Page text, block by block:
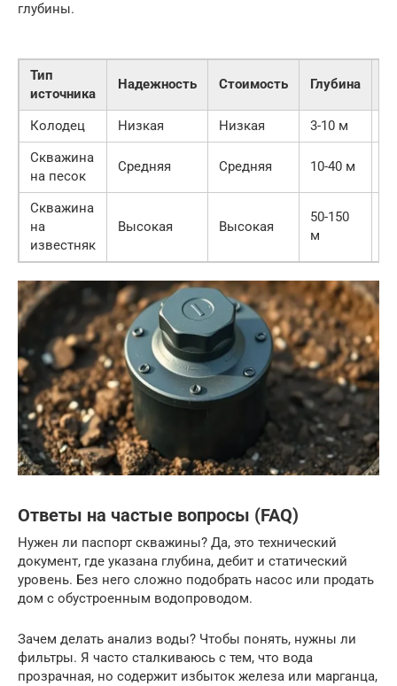
глубины.
Тип
источника
Надежность Стоимость Глубина
Колодец
Низкая Низкая 3-10 м
Скважина
на песок
Средняя Средняя 10-40 м
Скважина
на
известняк
Высокая Высокая
50-150
м
Ответы на частые вопросы (FAQ)
Нужен ли паспорт скважины? Да, это технический
документ, где указана глубина, дебит и статический
уровень. Без него сложно подобрать насос или продать
дом с обустроенным водопроводом.
Зачем делать анализ воды? Чтобы понять, нужны ли
фильтры. Я часто сталкиваюсь с тем, что вода
прозрачная, но содержит избыток железа или марганца,